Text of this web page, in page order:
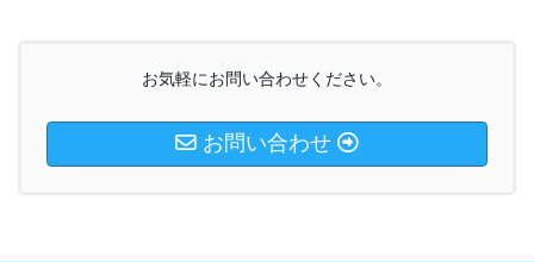
お気軽にお問い合わせください。
お問い合わせ